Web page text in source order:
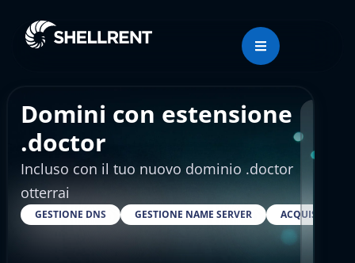
Domini con estensione
.doctor
Incluso con il tuo nuovo dominio .doctor
otterrai
GESTIONE DNS GESTIONE NAME SERVER ACQUISTARE